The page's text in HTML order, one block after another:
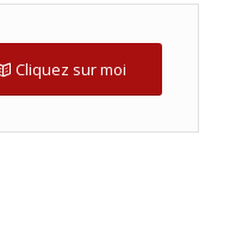
Cliquez sur moi